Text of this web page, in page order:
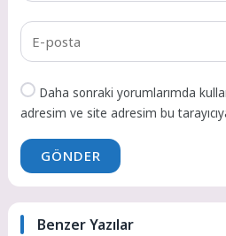
Daha sonraki yorumlarımda
adresim ve site adresim bu
GÖNDER
Benzer Yazılar